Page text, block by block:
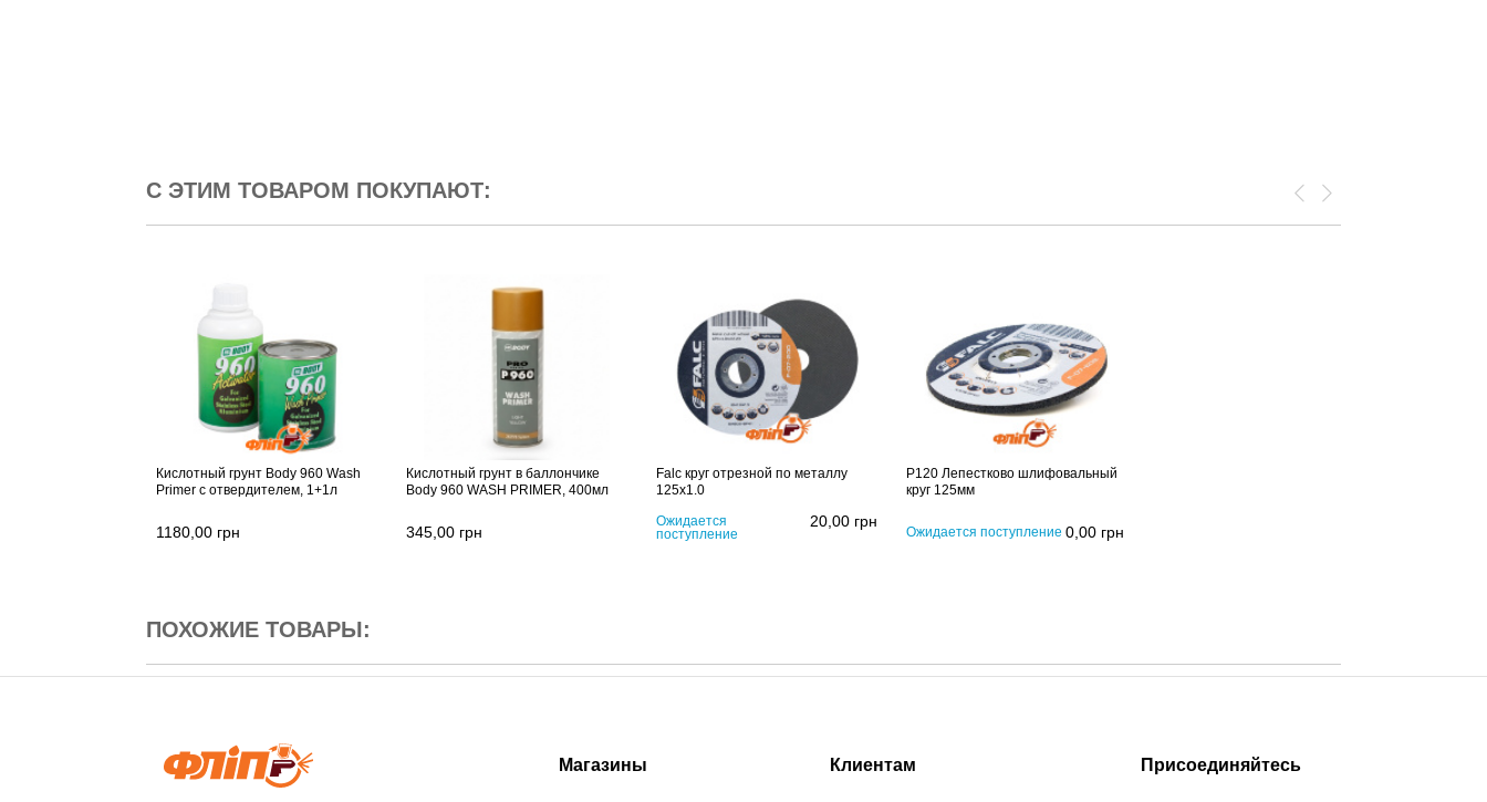
С ЭТИМ ТОВАРОМ ПОКУПАЮТ:
Кислотный грунт Body 960 Wash
Primer с отвердителем, 1+1л
1180,00 грн
Кислотный грунт в баллончике
Body 960 WASH PRIMER, 400мл
345,00 грн
Falc круг отрезной по металлу
125х1.0
Ожидается
поступление
20,00 грн
P120 Лепестково шлифовальный
круг 125мм
Ожидается поступление 0,00 грн
ПОХОЖИЕ ТОВАРЫ:
Магазины Клиентам Присоединяйтесь